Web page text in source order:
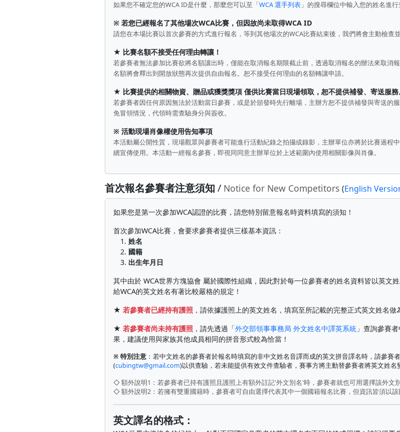
如果您不確定您的WCA ID是什麼，那麼您可以至「WCA 選手列表 」的搜尋欄位中輸入您的姓名進行
※ 若您已經報名了其他場次WCA比賽，但因故尚未取得WCA ID
請您在本場比賽以首次參賽的方式進行報名，等到其他場次的WCA比賽結束後，我們將會主動檢查
★ 比賽名額不接受任何理由轉讓！
若參賽者無法參加比賽欲將名額讓出時，僅能在取消報名期限截止前，透過取消報名的辦法來取消
名額將會釋出到開放狀態再次提供自由報名。恕不接受任何理由的名額轉讓申請。
★ 比賽提供的相關物資、贈品或獲獎獎項 僅供比賽當日現場領取，恕不提供補發、寄送服務
若參賽者因任何原因無法於活動當日參賽，或是於頒發時先行離場，主辦方恕不提供補發與寄送的
免冒領情況，代領時需查驗身分與簽收。
※ 活動現場肖像權使用告知事項
本活動屬公開性質，現場觀眾與參賽者可能進行活動紀錄之拍攝或錄影，主辦單位亦將於比賽過程
續宣傳使用。本活動一經報名參賽，即視同同意主辦單位於上述範圍內使用相關影像與肖像。
首次報名參賽者注意須知 / Notice for New Competitors (English
如果您是第一次參加WCA認證的比賽，請您特別留意報名時資料填寫的須知！
首次參加WCA比賽，會要求參賽者提供三樣基本資訊：
1. 姓名
2. 國籍
3. 出生年月日
其中由於 WCA世界方塊協會 屬於國際性組織，因此對於每一位參賽者的姓名資料皆以英文
給WCA的英文姓名有著比較嚴格的規定！
★ 若參賽者已經持有護照 ，請依據護照上的英文姓名，填寫至所記載的完整正式英文姓名做
★ 若參賽者尚未持有護照 ，請先透過「外交部領事事務局 外文姓名中譯英系統 」查詢參賽
果，建議使用與家族其他成員相同的拼音形式較為恰當！
※ 特別注意 ：若中文姓名的參賽者於報名時填寫的非中文姓名音譯而成的英文拼音譯名時，請參賽
(cubingtw@gmail.com)以供查驗，若未能提供有效文件查驗者，賽事方將主動替參賽者將英文姓名
◇ 額外說明1：若參賽者已持有護照且護照上有額外註記'外文別名'時，參賽者就也可用選擇該外文
◇ 額外說明2：若擁有雙重國籍時，參賽者可自由選擇代表其中一個國籍報名比賽，但資訊皆須以該
英文譯名的格式：